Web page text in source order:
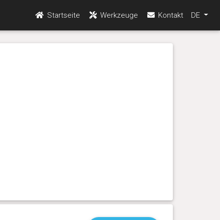
Startseite Werkzeuge Kontakt DE